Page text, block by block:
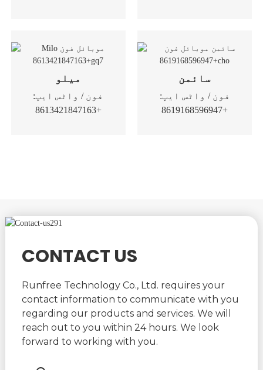
میلو
فون / واٹس ایپ:
+8613421847163
سائمن
فون / واٹس ایپ:
+8619168596947
CONTACT US
Runfree Technology Co., Ltd. requires your
contact information to communicate with you
regarding our products and services. We will
reach out to you within 24 hours. We look
forward to working with you.